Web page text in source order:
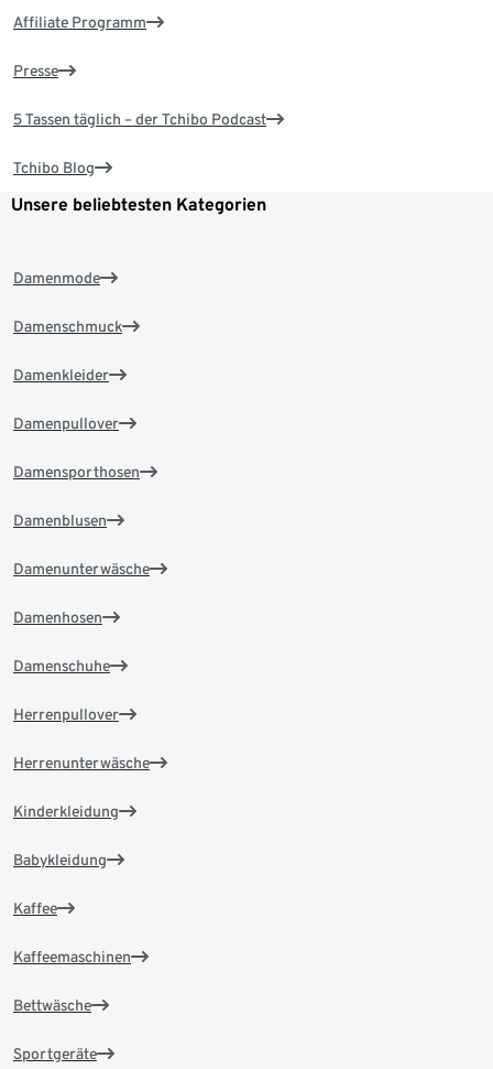
Affiliate Programm
Presse
5 Tassen täglich – der Tchibo Podcast
Tchibo Blog
Unsere beliebtesten Kategorien
Damenmode
Damenschmuck
Damenkleider
Damenpullover
Damensporthosen
Damenblusen
Damenunterwäsche
Damenhosen
Damenschuhe
Herrenpullover
Herrenunterwäsche
Kinderkleidung
Babykleidung
Kaffee
Kaffeemaschinen
Bettwäsche
Sportgeräte